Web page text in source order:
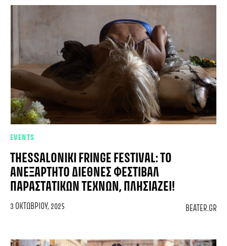
EVENTS
THESSALONIKI FRINGE FESTIVAL: TΟ
ΑΝΕΞΆΡΤΗΤΟ ΔΙΕΘΝΈΣ ΦΕΣΤΙΒΆΛ
ΠΑΡΑΣΤΑΤΙΚΏΝ ΤΕΧΝΏΝ, ΠΛΗΣΙΆΖΕΙ!
3 ΟΚΤΩΒΡΊΟΥ, 2025 BEATER.GR